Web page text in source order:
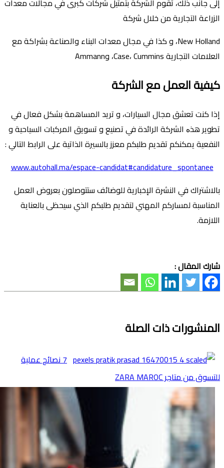
الزراعة التجارية من خلال شركة
New Holland، و كذا في مجال معدات البناء والصناعة بشراكة مع
العلامات التجارية Case، Cummins، وAmmann
كيفية العمل مع الشركة
إذا كنت تعشق مجال السيارات، و تريد المساهمة بشكل فعال في
تطوير هذە الشركة الرائدة في تصنيع و تسويق المركبات السياحية و
النفعية يمكنكم تقديم طلبكم معزز بالسيرة الذاتية على الرابط التالي :
www.autohall.ma/espace-candidat#candidature_spontanee
بالاشتراك في النشرة اﻹخبارية للوضائف ستتوصلون بعروض العمل
المناسبة لمساركم المهني لتقديم طلبكم الذي سيحظى بالعناية
اللازمة.
شارك المقال :
المنشورات ذات الصلة
7 نصائح عملية
للتسوق من متاجر ZARA MAROC